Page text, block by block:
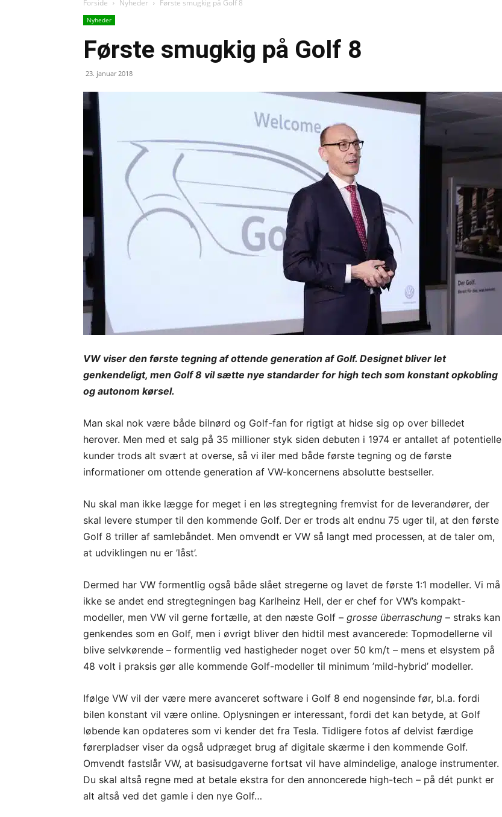
Forside Nyheder Første smugkig på Golf 8
Nyheder
Første smugkig på Golf 8
23. januar 2018
VW viser den første tegning af ottende generation af Golf. Designet bliver let
genkendeligt, men Golf 8 vil sætte nye standarder for high tech som konstant opkobling
og autonom kørsel.
Man skal nok være både bilnørd og Golf-fan for rigtigt at hidse sig op over billedet
herover. Men med et salg på 35 millioner styk siden debuten i 1974 er antallet af potentielle
kunder trods alt svært at overse, så vi iler med både første tegning og de første
informationer om ottende generation af VW-koncernens absolutte bestseller.
Nu skal man ikke lægge for meget i en løs stregtegning fremvist for de leverandører, der
skal levere stumper til den kommende Golf. Der er trods alt endnu 75 uger til, at den første
Golf 8 triller af samlebåndet. Men omvendt er VW så langt med processen, at de taler om,
at udviklingen nu er ’låst’.
Dermed har VW formentlig også både slået stregerne og lavet de første 1:1 modeller. Vi må
ikke se andet end stregtegningen bag Karlheinz Hell, der er chef for VW’s kompakt-
modeller, men VW vil gerne fortælle, at den næste Golf – grosse überraschung – straks kan
genkendes som en Golf, men i øvrigt bliver den hidtil mest avancerede: Topmodellerne vil
blive selvkørende – formentlig ved hastigheder noget over 50 km/t – mens et elsystem på
48 volt i praksis gør alle kommende Golf-modeller til minimum ’mild-hybrid’ modeller.
Ifølge VW vil der være mere avanceret software i Golf 8 end nogensinde før, bl.a. fordi
bilen konstant vil være online. Oplysningen er interessant, fordi det kan betyde, at Golf
løbende kan opdateres som vi kender det fra Tesla. Tidligere fotos af delvist færdige
førerpladser viser da også udpræget brug af digitale skærme i den kommende Golf.
Omvendt fastslår VW, at basisudgaverne fortsat vil have almindelige, analoge instrumenter.
Du skal altså regne med at betale ekstra for den annoncerede high-tech – på dét punkt er
alt altså ved det gamle i den nye Golf…